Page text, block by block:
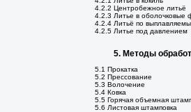
4.2.2 Центробежное литьё
4.2.3 Литье в оболочковые
4.2.4 Литьё по
4.2.5 Литье под давлением
5. Методы
5.1 Прокатка
5.2 Прессование
5.3 Волочение
5.4 Ковка
5.5 Горячая объемная
5.6 Листовая штамповка